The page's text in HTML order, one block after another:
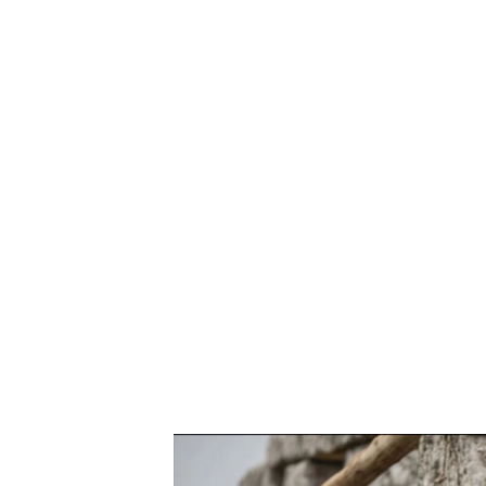
Las posibles respuestas a la creación de